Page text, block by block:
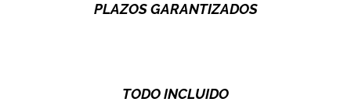
PLAZOS GARANTIZADOS
TODO INCLUIDO